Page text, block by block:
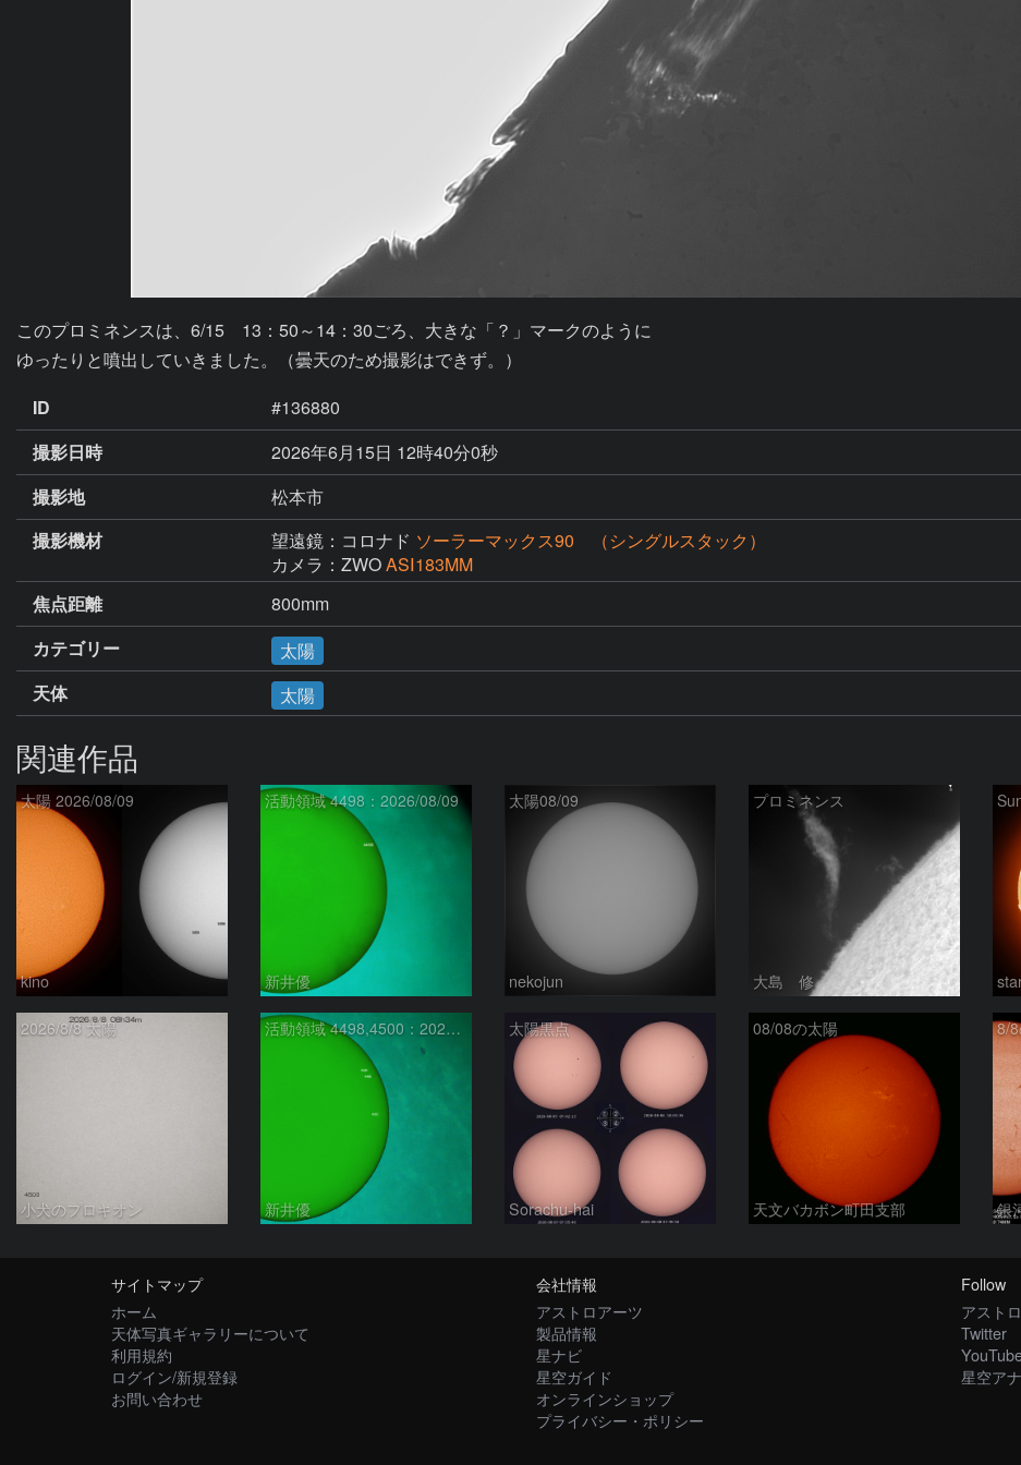
このプロミネンスは、6/15　13：50～14：30ごろ、大きな「？」マークのように
ゆったりと噴出していきました。（曇天のため撮影はできず。）
ID
#136880
撮影日時
2026年6月15日 12時40分0秒
撮影地
松本市
撮影機材
望遠鏡：コロナド ソーラーマックス90 （シングルスタック）
カメラ：ZWOASⅠ183MM
焦点距離
800mm
カテゴリー
太陽
天体
太陽
関連作品
太陽 2026/08/09
kino
活動領域 4498：2026/08/09
新井優
太陽08/09
nekojun
プロミネンス
大島 修
2026/8/8 太陽
小犬のプロキオン
活動領域 4498,4500：2026/08/08
新井優
太陽黒点
Sorachu-hai
08/08の太陽
天文バカボン町田支部
8/
銀
サイトマップ
ホーム
天体写真ギャラリーについて
利用規約
ログイン/新規登録
お問い合わせ
会社情報
アストロアーツ
製品情報
星ナビ
星空ガイド
オンラインショップ
プライバシー・ポリシー
Follow
アスト
Twitter
星空ア